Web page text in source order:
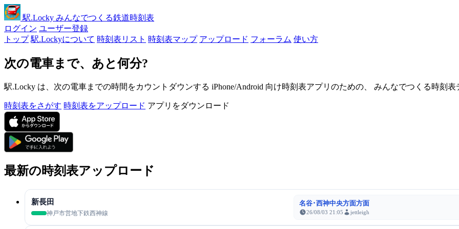
駅.Locky みんなでつくる鉄道時刻表
ログイン ユーザー登録
トップ 駅.Lockyについて 時刻表リスト 時刻表マップ アップロード フォーラム 使い方
次の電車まで、あと何分?
駅.Locky は、次の電車までの時間をカウントダウンする iPhone/Android 向け時刻表アプリのための、 みんなでつくる時刻表
時刻表をさがす 時刻表をアップロード アプリをダウンロード
最新の時刻表アップロード
新長田
神戸市営地下鉄西神線
名谷･西神中央方面方面
26/08/03 21:05 jettleigh